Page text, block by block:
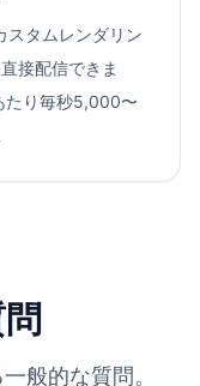
タムレンダリン
接配信できま
たり毎秒5,000〜
般的な質問。